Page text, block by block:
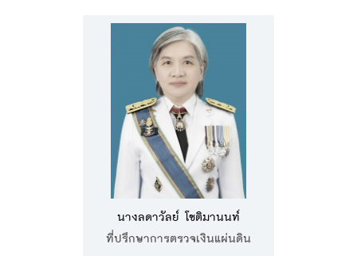
แผนปฏิบัติราชการ ระยะ 5 ปี (พ.ศ. 2566 - 2570)
ผู้บริหารสำนักงานการตรวจเงินแผ่นดิน
รองผู้ว่าการตรวจเงินแผ่นดิน
ผู้ตรวจเงินแผ่นดิน (สตภ.1-15)
ที่ปรึกษาการตรวจเงินแผ่นดิน
ผู้ช่วยผู้ว่าการตรวจเงินแผ่นดิน
รองผู้ตรวจเงินแผ่นดิน (สตภ.1-15)
นางลดาวัลย์ โชติมานนท์
ที่ปรึกษาการตรวจเงินแผ่นดิน